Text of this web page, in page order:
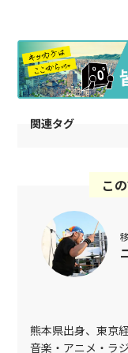
関連タグ
こ
熊本県出身、東京
音楽・アニメ・ラ